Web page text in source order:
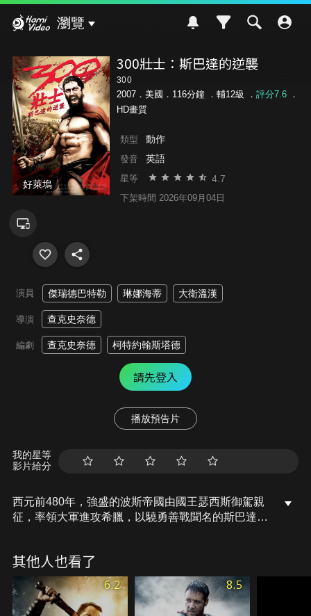
瀏覽
好萊塢
300壯士：斯巴達的逆襲
300
2007．美國．116分鐘 ． 輔12級 ． 評分7.6．
HD畫質
類型 動作
發音 英語
星等 4.7
下架時間 2026年09月04日
演員 傑瑞德巴特勒 琳娜海蒂 大衛溫漢
導演 查克史奈德
編劇 查克史奈德 柯特約翰斯塔德
請先登入
播放預告片
我的星等
影片給分
西元前480年，強盛的波斯帝國由國王瑟西斯御駕親
征，率領大軍進攻希臘，以驍勇善戰聞名的斯巴達國
殺部隊，他們被授與的最大的任務是犧牲自己，爭取
時間以讓其他希臘軍隊得以部署整頓迎戰波斯的入
侵。然而英勇的斯巴達勇士人少卻志氣激昂，不甘心
於僅僅是拖延時間的指令，各個置生死於度外，以守
其他人也看了
6.2 8.5